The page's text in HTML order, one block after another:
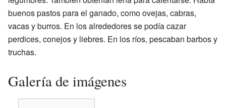
buenos pastos para el ganado, como ovejas, cabras,
vacas y burros. En los alrededores se podía cazar
perdices, conejos y liebres. En los ríos, pescaban barbos y
truchas.
Galería de imágenes